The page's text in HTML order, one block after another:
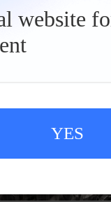
website
YES